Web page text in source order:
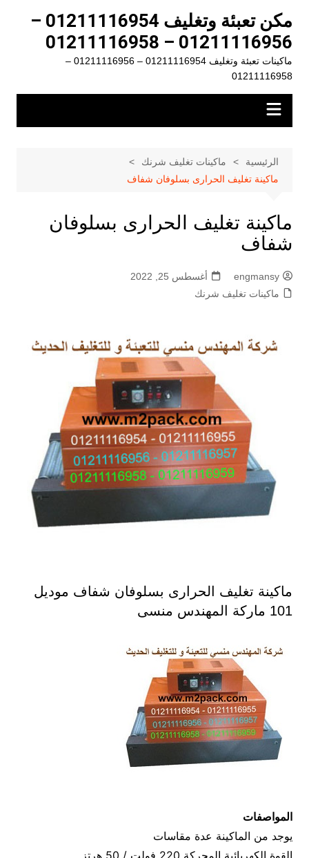
المحتوى
مكن تعبئة وتغليف 01211116954 –
01211116956 – 01211116958
ماكينات تعبئة وتغليف 01211116954 – 01211116956 –
01211116958
الرئيسية
ماكينات تغليف شرنك
ماكينة تغليف الحرارى بسلوفان شفاف
ماكينة تغليف الحرارى بسلوفان
شفاف
engmansy
أغسطس 25, 2022
ماكينات تغليف شرنك
ماكينة تغليف الحرارى بسلوفان شفاف موديل
101 ماركة المهندس منسى
المواصفات
يوجد من الماكينة عدة مقاسات
القوة الكهربائية المحركة 220 فولت / 50 هرتز